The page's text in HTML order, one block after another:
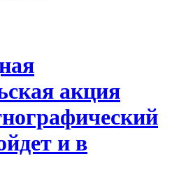
акция
и в